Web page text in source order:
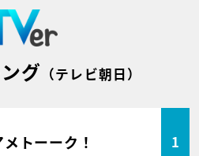
グ （テレビ朝日）
メトーーク！ 1